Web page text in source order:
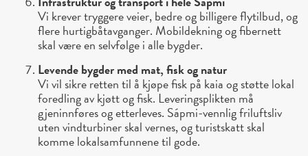
Vi krever tryggere veier, bedre og billigere flytilbud, og
flere hurtigbåtavganger. Mobildekning og fibernett
skal være en selvfølge i alle bygder.
Levende bygder med mat, fisk og natur
Vi vil sikre retten til å kjøpe fisk på kaia og støtte lokal
foredling av kjøtt og fisk. Leveringsplikten må
gjeninnføres og etterleves. Sápmi-vennlig friluftsliv
uten vindturbiner skal vernes, og turistskatt skal
komme lokalsamfunnene til gode.